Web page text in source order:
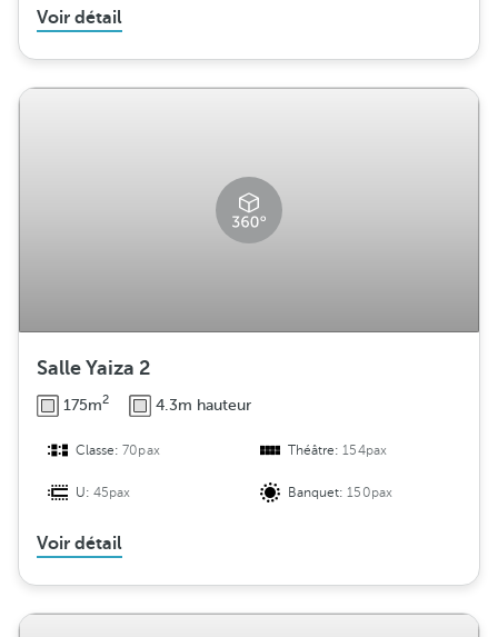
Voir détail
Salle Yaiza 2
175m2 4.3m hauteur
Classe:70pax Théâtre:154pax
U:45pax Banquet:150pax
Voir détail